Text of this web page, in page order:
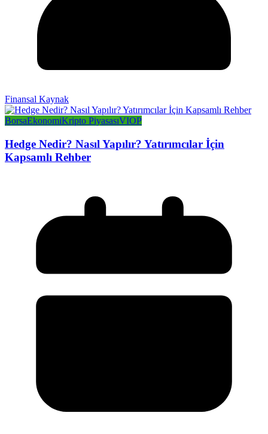
Finansal Kaynak
BorsaEkonomiKripto PiyasasıVIOP
Hedge Nedir? Nasıl Yapılır? Yatırımcılar İçin
Kapsamlı Rehber